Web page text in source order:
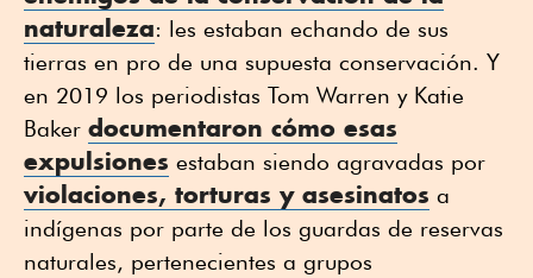
naturaleza: les estaban echando de sus
tierras en pro de una supuesta conservación. Y
en 2019 los periodistas Tom Warren y Katie
Baker documentaron cómo esas
expulsiones estaban siendo agravadas por
violaciones, torturas y asesinatos a
indígenas por parte de los guardas de reservas
naturales, pertenecientes a grupos